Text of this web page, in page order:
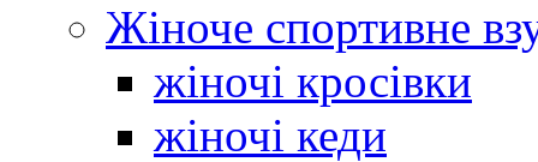
Жіноче спортивне
жіночі кросівки
жіночі кеди